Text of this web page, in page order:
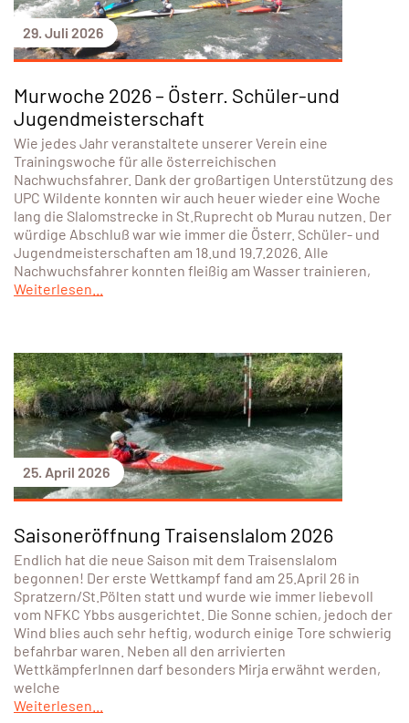
29. Juli 2026
Murwoche 2026 – Österr. Schüler-und
Jugendmeisterschaft
Wie jedes Jahr veranstaltete unserer Verein eine
Trainingswoche für alle österreichischen
Nachwuchsfahrer. Dank der großartigen Unterstützung des
UPC Wildente konnten wir auch heuer wieder eine Woche
lang die Slalomstrecke in St.Ruprecht ob Murau nutzen. Der
würdige Abschluß war wie immer die Österr. Schüler- und
Jugendmeisterschaften am 18.und 19.7.2026. Alle
Nachwuchsfahrer konnten fleißig am Wasser trainieren,
Weiterlesen...
25. April 2026
Saisoneröffnung Traisenslalom 2026
Endlich hat die neue Saison mit dem Traisenslalom
begonnen! Der erste Wettkampf fand am 25.April 26 in
Spratzern/St.Pölten statt und wurde wie immer liebevoll
vom NFKC Ybbs ausgerichtet. Die Sonne schien, jedoch der
Wind blies auch sehr heftig, wodurch einige Tore schwierig
befahrbar waren. Neben all den arrivierten
WettkämpferInnen darf besonders Mirja erwähnt werden,
welche
Weiterlesen...